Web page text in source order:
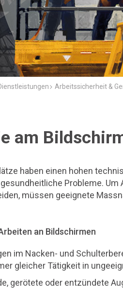
Arbeitssicherheit &
am
haben einen hohen
Probleme.
müssen geeignete
an Bildschirmen
im Nacken- und
gleicher Tätigkeit in
gerötete oder entzündete